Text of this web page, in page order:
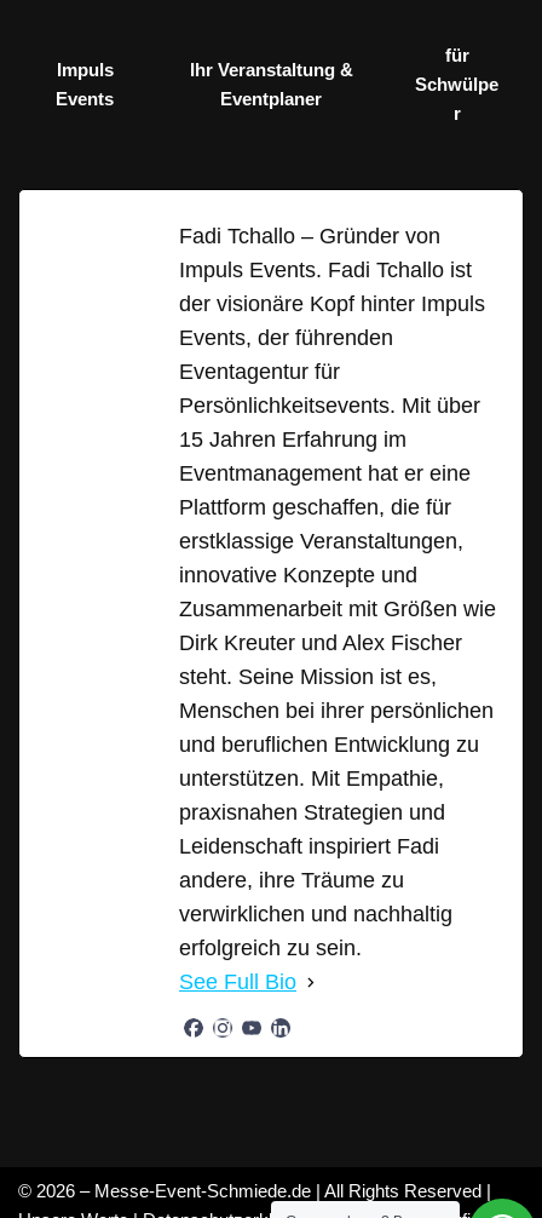
Impuls
Events
Ihr Veranstaltung &
Eventplaner
für
Schwülpe
r
Fadi Tchallo – Gründer von
Impuls Events. Fadi Tchallo ist
der visionäre Kopf hinter Impuls
Events, der führenden
Eventagentur für
Persönlichkeitsevents. Mit über
15 Jahren Erfahrung im
Eventmanagement hat er eine
Plattform geschaffen, die für
erstklassige Veranstaltungen,
innovative Konzepte und
Zusammenarbeit mit Größen wie
Dirk Kreuter und Alex Fischer
steht. Seine Mission ist es,
Menschen bei ihrer persönlichen
und beruflichen Entwicklung zu
unterstützen. Mit Empathie,
praxisnahen Strategien und
Leidenschaft inspiriert Fadi
andere, ihre Träume zu
verwirklichen und nachhaltig
erfolgreich zu sein.
See Full Bio
© 2026 – Messe-Event-Schmiede.de | All Rights Reserved |